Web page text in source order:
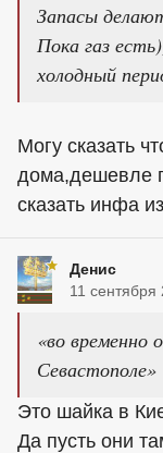
Запасы
Пока газ
холодный
Могу сказать
дома,дешевле
сказать инфа
Денис
11
«во временно
Севастополе»
Это шайка в
Да пусть они